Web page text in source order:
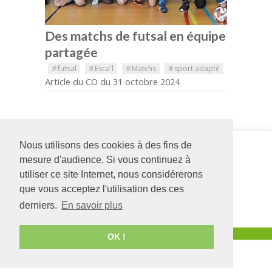
Nous utilisons des cookies à des fins de
mesure d'audience. Si vous continuez à
utiliser ce site Internet, nous considérerons
que vous acceptez l'utilisation des ces
derniers. En savoir plus
OK !
Des matchs de futsal en équipe
partagée
#futsal #Esca'l #Matchs #sport adapté
Article du CO du 31 octobre 2024
Siège social
126 rue Saint Léonard
BP 71857
49018 AngersCEDEX
01
02 41 68 98 50
www.adapei49.asso.fr
ESCA'L
La Cité
49100ANGERS
02 41 22 06 70
Agence de communication Angers